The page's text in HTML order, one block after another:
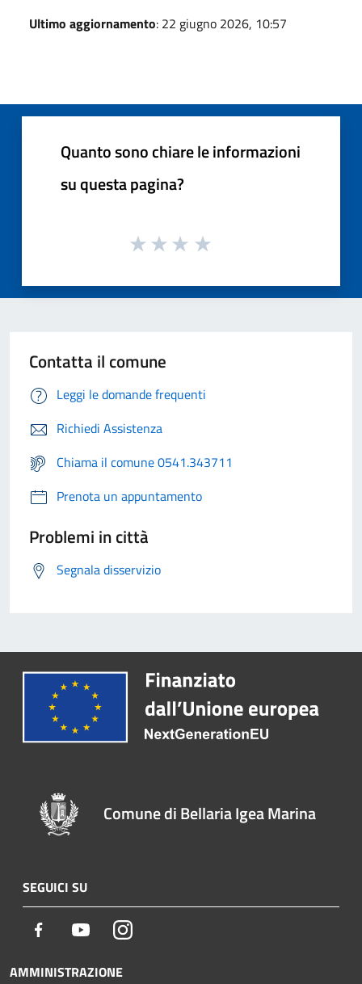
Ultimo aggiornamento: 22 giugno 2026, 10:57
Quanto sono chiare le informazioni
su questa pagina?
Contatta il comune
Leggi le domande frequenti
Richiedi Assistenza
Chiama il comune 0541.343711
Prenota un appuntamento
Problemi in città
Segnala disservizio
Comune di Bellaria Igea Marina
SEGUICI SU
Facebook YoutubeInstagram
AMMINISTRAZIONE